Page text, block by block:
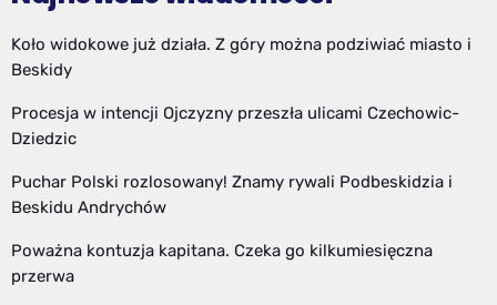
Koło widokowe już działa. Z góry można podziwiać miasto i
Beskidy
Procesja w intencji Ojczyzny przeszła ulicami Czechowic-
Dziedzic
Puchar Polski rozlosowany! Znamy rywali Podbeskidzia i
Beskidu Andrychów
Poważna kontuzja kapitana. Czeka go kilkumiesięczna
przerwa